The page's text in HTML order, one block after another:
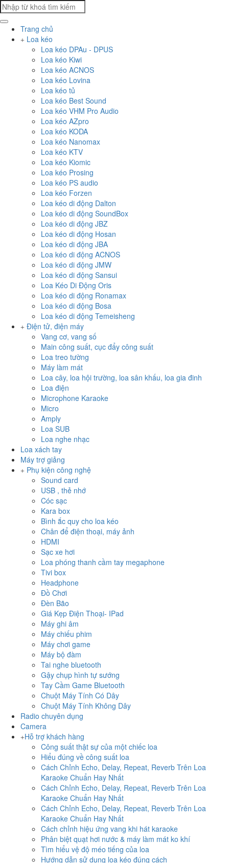
Trang chủ
Loa kéo
Loa kéo DPAu - DPUS
Loa kéo Kiwi
Loa kéo ACNOS
Loa kéo Lovina
Loa kéo tủ
Loa kéo Best Sound
Loa kéo VHM Pro Audio
Loa kéo AZpro
Loa kéo KODA
Loa kéo Nanomax
Loa kéo KTV
Loa kéo Kiomic
Loa kéo Prosing
Loa kéo PS audio
Loa kéo Forzen
Loa kéo di động Dalton
Loa kéo di động SoundBox
Loa kéo di động JBZ
Loa kéo di động Hosan
Loa kéo di động JBA
Loa kéo di động ACNOS
Loa kéo di động JMW
Loa kéo di động Sansui
Loa Kéo Di Động Oris
Loa kéo di động Ronamax
Loa kéo di động Bosa
Loa kéo di động Temeisheng
Điện tử, điện máy
Vang cơ, vang số
Main công suất, cục đẩy công suất
Loa treo tường
Máy làm mát
Loa cây, loa hội trường, loa sân khấu, loa gia đinh
Loa điện
Microphone Karaoke
Micro
Amply
Loa SUB
Loa nghe nhạc
Loa xách tay
Máy trợ giảng
Phụ kiện công nghệ
Sound card
USB , thẻ nhớ
Cóc sạc
Kara box
Bình ắc quy cho loa kéo
Chân để điện thoại, máy ảnh
HDMI
Sạc xe hơi
Loa phóng thanh cầm tay megaphone
Tivi box
Headphone
Đồ Chơi
Đèn Bão
Giá Kẹp Điện Thoại- IPad
Máy ghi âm
Máy chiếu phim
Máy chơi game
Máy bộ đàm
Tai nghe bluetooth
Gậy chụp hình tự sướng
Tay Cầm Game Bluetooth
Chuột Máy Tính Có Dây
Chuột Máy Tính Không Dây
Radio chuyên dụng
Camera
Hỗ trợ khách hàng
Công suất thật sự của một chiếc loa
Hiểu đúng về công suất loa
Cách Chỉnh Echo, Delay, Repeat, Reverb Trên Loa
Karaoke Chuẩn Hay Nhất
Cách Chỉnh Echo, Delay, Repeat, Reverb Trên Loa
Karaoke Chuẩn Hay Nhất
Cách Chỉnh Echo, Delay, Repeat, Reverb Trên Loa
Karaoke Chuẩn Hay Nhất
Cách chỉnh hiệu ứng vang khi hát karaoke
Phân biệt quạt hơi nước & máy làm mát ko khí
Tìm hiểu vệ độ méo tiếng của loa
Hướng dẫn sử dụng loa kéo đúng cách